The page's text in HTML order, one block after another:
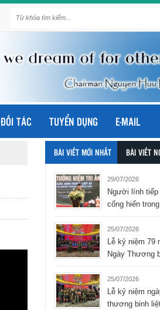
ĐỐI TÁC TUYỂN DỤNG E-MAIL
BÀI VIẾT MỚI NHẤT BÀI VIẾT
29/07/2026
Người lính tiếp
cống hiến
Bình Group
25/07/2026
Lễ kỷ niệm 79
Ngày Thương
Tập đoàn Hòa
25/07/2026
Lễ kỷ niệm
thương binh